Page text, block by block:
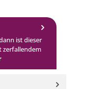
ist dieser
zerfallendem